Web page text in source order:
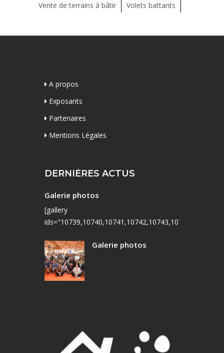
Vente de terrains à bâtir Volets battants
A propos
Exposants
Partenaires
Mentions Légales
DERNIÈRES ACTUS
Galerie photos
[gallery
Galerie photos